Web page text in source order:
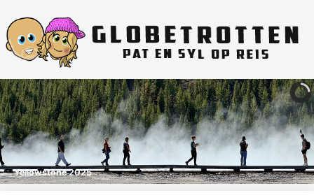
Yellowstone 2025